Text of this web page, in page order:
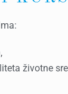
životne